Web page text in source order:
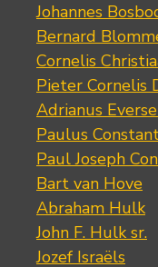
Johannes
Bernard
Cornelis
Pieter Cornelis
Adrianus
Paulus
Paul Joseph
Bart van Hove
Abraham Hulk
John F. Hulk sr.
Jozef Israëls